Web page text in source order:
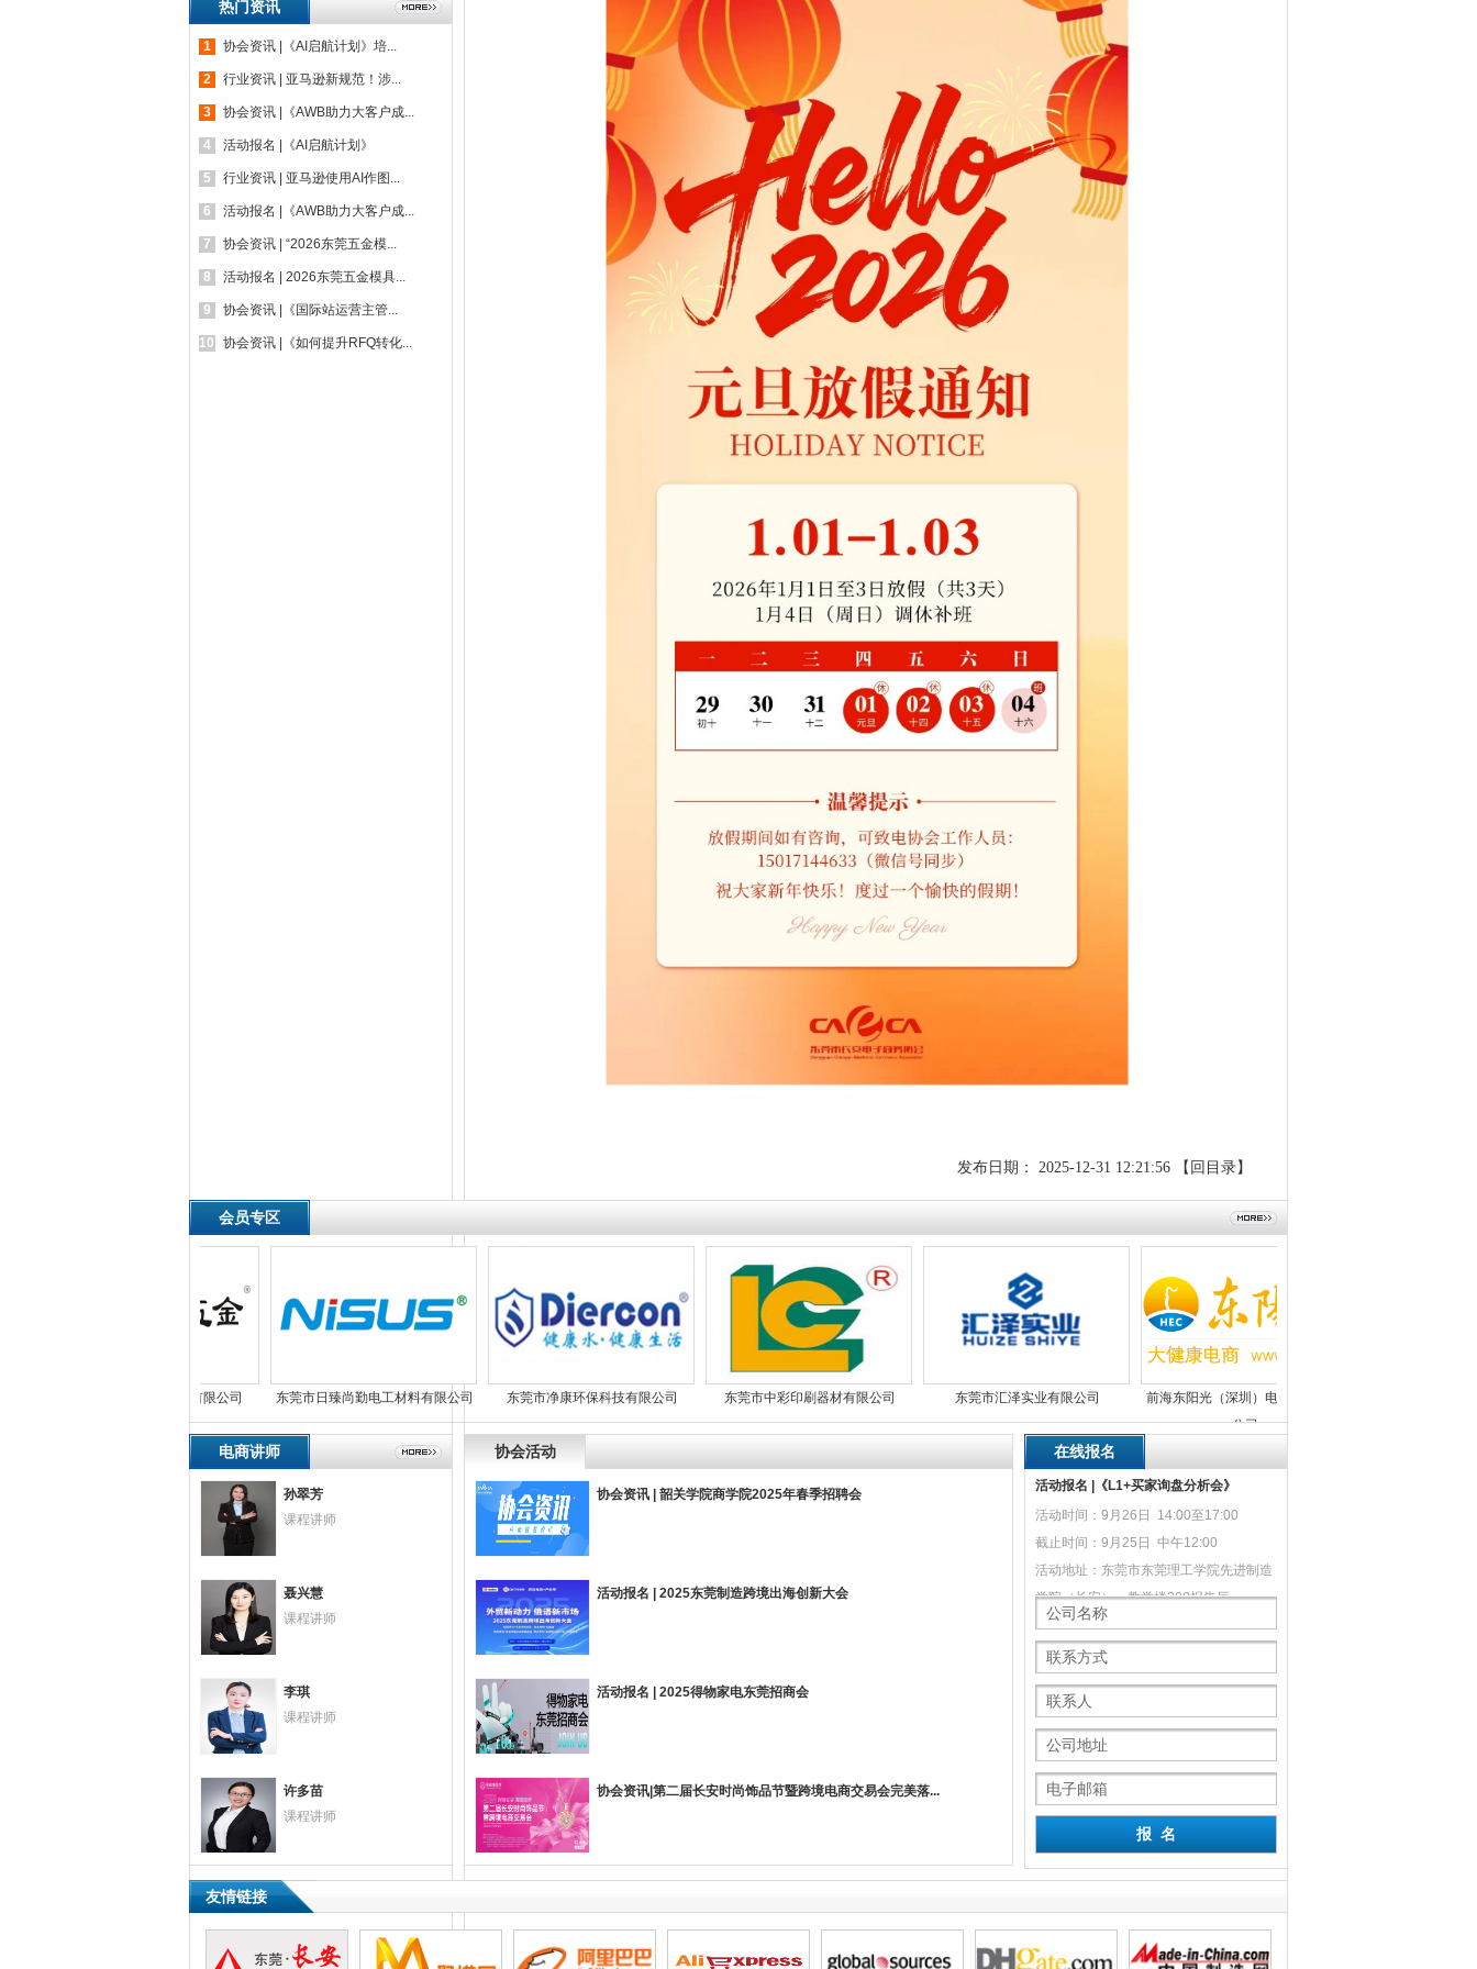
热门资讯
1 协会资讯 |《AI启航计划》培...
2 行业资讯 | 亚马逊新规范！涉...
3 协会资讯 |《AWB助力大客户成...
4 活动报名 |《AI启航计划》
5 行业资讯 | 亚马逊使用AI作图...
6 活动报名 |《AWB助力大客户成...
7 协会资讯 | “2026东莞五金模...
8 活动报名 | 2026东莞五金模具...
9 协会资讯 |《国际站运营主管...
10 协会资讯 |《如何提升RFQ转化...
发布日期： 2025-12-31 12:21:56 【回目录】
会员专区
东莞市松芽五金制品有限公司 东莞市日臻尚勤电工材料有限公司 东莞市净康环保科技有限公司 东莞市中彩印刷器材有限公司 东莞市汇泽实业有限公司
前海东阳光（深圳）电子商务有限
公司
东莞市叁的打印技术科技有限公司 广东捷易通电子商务有限公司 东莞市冠濠电子有限公司
东莞市松芽五金制品有限公司 东莞市日臻尚勤电工材料有限公司
电商讲师
孙翠芳
课程讲师
聂兴慧
课程讲师
李琪
课程讲师
许多苗
课程讲师
协会活动
协会资讯 | 韶关学院商学院2025年春季招聘会
活动报名 | 2025东莞制造跨境出海创新大会
活动报名 | 2025得物家电东莞招商会
协会资讯|第二届长安时尚饰品节暨跨境电商交易会完美落...
在线报名
活动报名 |《L1+买家询盘分析会》
活动时间：9月26日 14:00至17:00
截止时间：9月25日 中午12:00
活动地址：东莞市东莞理工学院先进制造
学院（长安），教学楼208报告厅
友情链接